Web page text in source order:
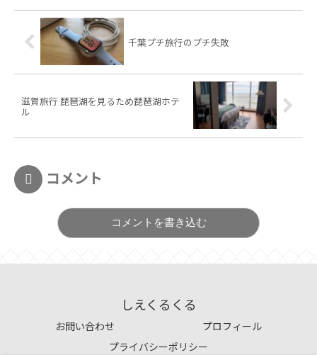
千葉プチ旅行のプチ失敗
滋賀旅行 琵琶湖を見るため琵琶湖ホテ
ル
コメント
コメントを書き込む
しえくるくる
お問い合わせ
プロフィール
プライバシーポリシー